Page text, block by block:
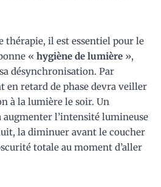
thérapie, il est essentiel pour le
« hygiène de lumière »,
désynchronisation. Par
en retard de phase devra veiller
à la lumière le soir. Un
l’intensité lumineuse
la diminuer avant le coucher
totale au moment d’aller